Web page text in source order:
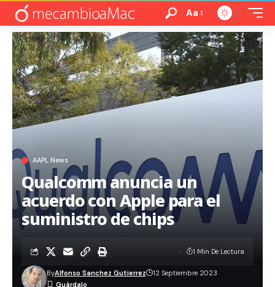
Aa
AAPL News
Qualcomm anuncia un
acuerdo con Apple para el
suministro de chips
ByAlfonso Sanchez Gutierrez 12 Septiembre 2023
1 Min De Lectura